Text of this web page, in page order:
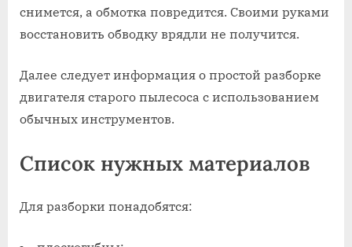
снимется, а обмотка повредится. Своими руками
восстановить обводку врядли не получится.
Далее следует информация о простой разборке
двигателя старого пылесоса с использованием
обычных инструментов.
Список нужных материалов
Для разборки понадобятся: